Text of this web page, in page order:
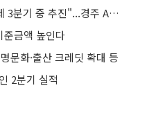
崔 "中단체관광객 한시 비자면제 3분기 중 추진"...경주 APEC 준비도 점검
준금액 높인다
문화·출산 크레딧 확대 등
2분기 실적